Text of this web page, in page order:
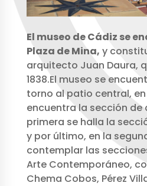
El museo de Cádiz se
Plaza de Mina, y
arquitecto Juan Daura,
1838.El museo se
torno al patio central,
encuentra la sección de
primera se halla la
y por último, en la
contemplar las
Arte Contemporáneo,
Chema Cobos, Pérez